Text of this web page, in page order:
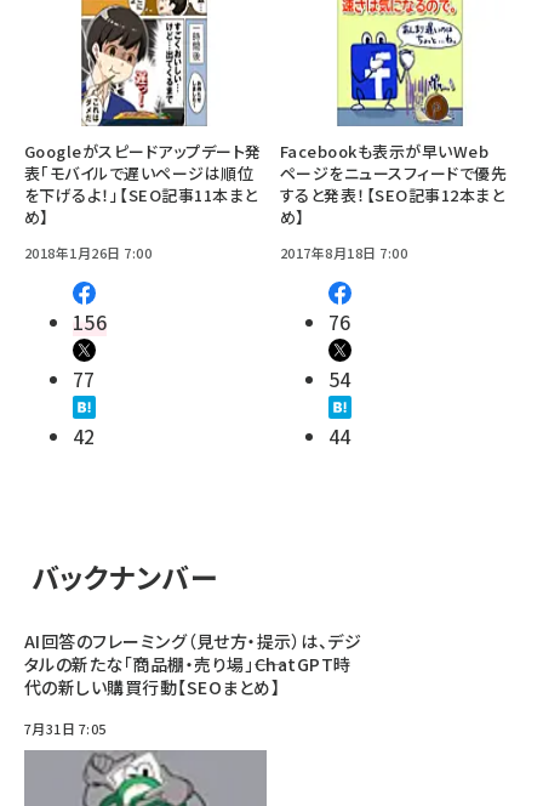
Googleがスピードアップデート発
表「モバイルで遅いページは順位
を下げるよ！」【SEO記事11本まと
め】
2018年1月26日 7:00
156
77
42
Facebookも表示が早いWeb
ページをニュースフィードで優先
すると発表！【SEO記事12本まと
め】
2017年8月18日 7:00
76
54
44
バックナンバー
AI回答のフレーミング（見せ方・提示）は、デジ
タルの新たな「商品棚・売り場」――ChatGPT時
代の新しい購買行動【SEOまとめ】
7月31日 7:05